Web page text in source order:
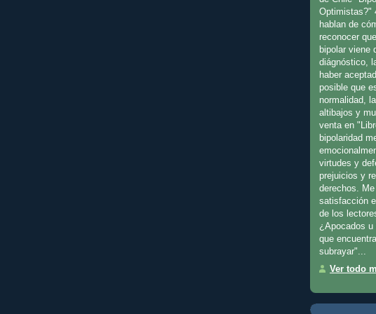
Optimistas?"
hablan de
reconocer
bipolar viene
diágnóstico,
haber
posible que
normalidad,
altibajos y
venta en
bipolaridad
virtudes y
prejuicios y
derechos.
satisfacción
de los
¿Apocados
que
subrayar"...
Ver todo